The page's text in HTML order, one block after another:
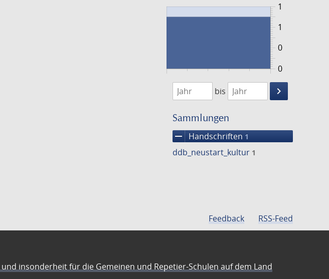
0
1
0
1
1474
1475
bis
keyboard_arrow_right
Suche
Sammlungen
remove Handschriften 1
ddb_neustart_kultur 1
Feedback RSS-Feed
insonderheit für die Gemeinen und Repetier-Schulen auf dem Land